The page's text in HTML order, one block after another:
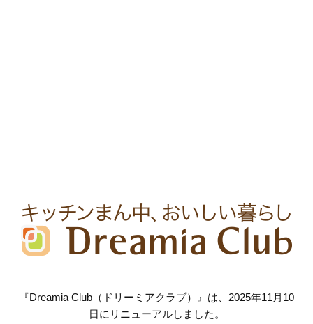
『Dreamia Club（ドリーミアクラブ）』は、2025年11月10
日にリニューアルしました。